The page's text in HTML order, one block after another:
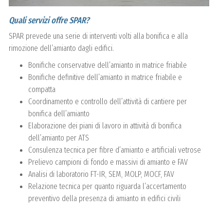
Quali servizi offre SPAR?
SPAR prevede una serie di interventi volti alla bonifica e alla
rimozione dell’amianto dagli edifici.
Bonifiche conservative dell’amianto in matrice friabile
Bonifiche definitive dell’amianto in matrice friabile e
compatta
Coordinamento e controllo dell’attività di cantiere per
bonifica dell’amianto
Elaborazione dei piani di lavoro in attività di bonifica
dell’amianto per ATS
Consulenza tecnica per fibre d’amianto e artificiali vetrose
Prelievo campioni di fondo e massivi di amianto e FAV
Analisi di laboratorio FT-IR, SEM, MOLP, MOCF, FAV
Relazione tecnica per quanto riguarda l’accertamento
preventivo della presenza di amianto in edifici civili